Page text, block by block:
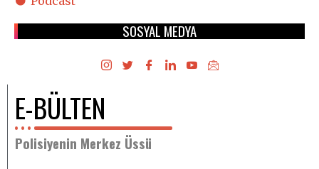
SOSYAL MEDYA
E-BÜLTEN
Polisiyenin Merkez Üssü